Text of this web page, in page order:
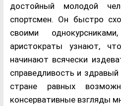
достойный молодой
спортсмен. Он быстро
своими
аристократы узнают,
начинают всячески
справедливость и
стране равных
консервативные взгляды